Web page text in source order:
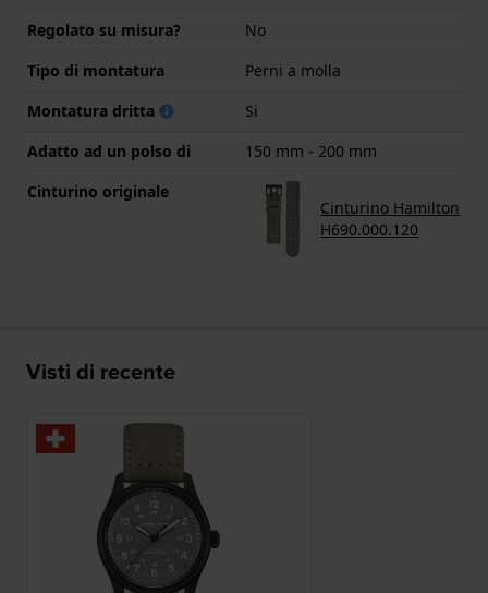
Regolato su misura?
No
Tipo di montatura
Perni a molla
Montatura dritta
Si
Adatto ad un polso di
150 mm - 200 mm
Cinturino originale
Cinturino Hamilton
H690.000.120
Visti di recente